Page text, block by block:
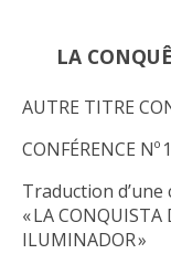
LA
AUTRE TITRE
CONFÉRENCE Nº
Traduction
« LA
ILUMINADOR »